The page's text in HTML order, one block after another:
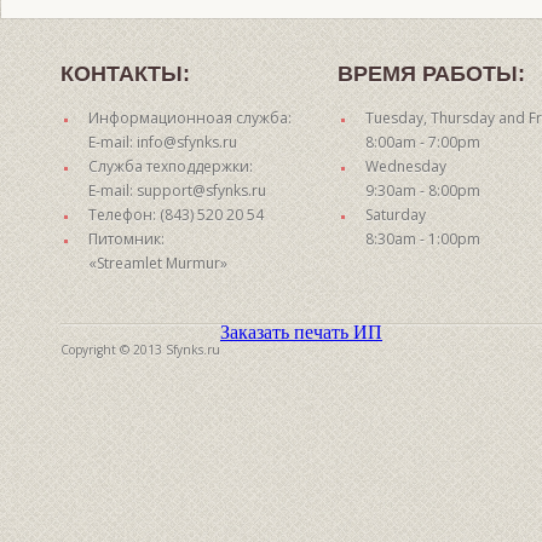
КОНТАКТЫ:
Информационноая служба:
E-mail: info@sfynks.ru
Служба техподдержки:
E-mail: support@sfynks.ru
Телефон: (843) 520 20 54
Питомник:
«Streamlet Murmur»
ВРЕМЯ РАБОТЫ:
Tuesday, Thursday and
8:00am - 7:00pm
Wednesday
9:30am - 8:00pm
Saturday
8:30am - 1:00pm
Copyright © 2013 Sfynks.ru
Заказать печать ИП